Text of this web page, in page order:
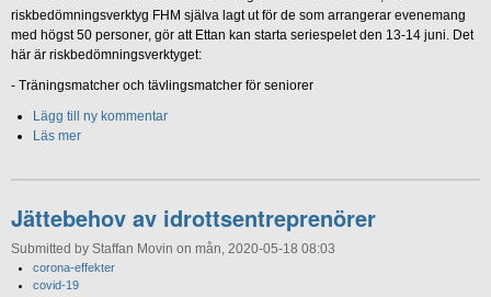
riskbedömningsverktyg FHM själva lagt ut för de som arrangerar evenemang
med högst 50 personer, gör att Ettan kan starta seriespelet den 13-14 juni. Det
här är riskbedömningsverktyget:
- Träningsmatcher och tävlingsmatcher för seniorer
Lägg till ny kommentar
Läs mer
Jättebehov av idrottsentreprenörer
Submitted by Staffan Movin on mån, 2020-05-18 08:03
corona-effekter
covid-19